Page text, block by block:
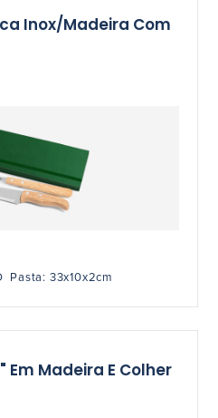
Inox/Madeira Com
Pasta: 33x10x2cm
Em Madeira E Colher